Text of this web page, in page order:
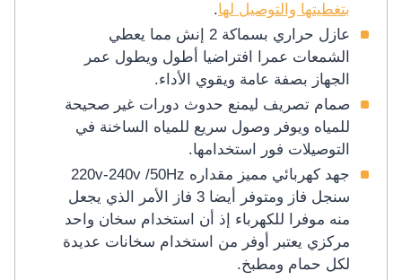
بتغطيتها والتوصيل لها.
عازل حراري بسماكة 2 إنش مما يعطي
الشمعات عمرا افتراضيا أطول ويطول عمر
الجهاز بصفة عامة ويقوي الأداء.
صمام تصريف ليمنع حدوث دورات غير صحيحة
للمياه ويوفر وصول سريع للمياه الساخنة في
التوصيلات فور استخدامها.
جهد كهربائي مميز مقداره 220v-240v /50Hz
سنجل فاز ومتوفر أيضا 3 فاز الأمر الذي يجعل
منه موفرا للكهرباء إذ أن استخدام سخان واحد
مركزي يعتبر أوفر من استخدام سخانات عديدة
لكل حمام ومطبخ.